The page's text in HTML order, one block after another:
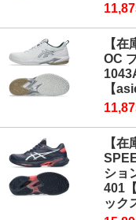
【
OC
【
【
ショ
401
ック